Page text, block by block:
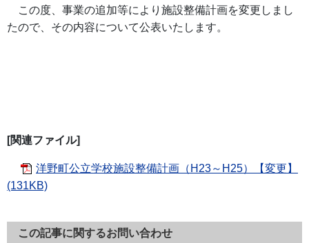
この度、事業の追加等により施設整備計画を変更しまし
たので、その内容について公表いたします。
[関連ファイル]
洋野町公立学校施設整備計画（H23～H25）【変更】
(131KB)
この記事に関するお問い合わせ